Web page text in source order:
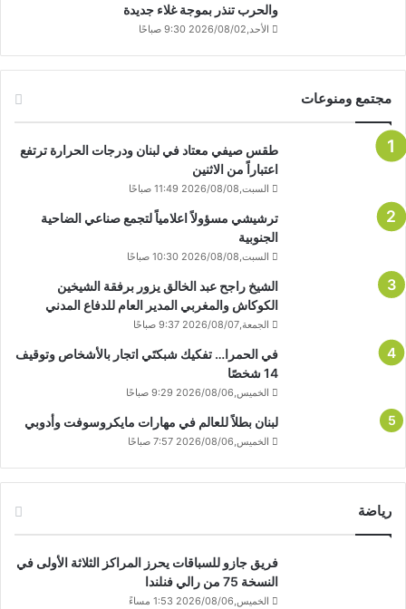
والحرب تنذر بموجة غلاء جديدة
الأحد,2026/08/02 9:30 صباحًا
مجتمع ومنوعات
طقس صيفي معتاد في لبنان ودرجات الحرارة ترتفع
اعتباراً من الاثنين
السبت,2026/08/08 11:49 صباحًا
ترشيشي مسؤولاً اعلامياً لتجمع صناعي الضاحية
الجنوبية
السبت,2026/08/08 10:30 صباحًا
الشيخ راجح عبد الخالق يزور برفقة الشيخين
الكوكاش والمغربي المدير العام للدفاع المدني
الجمعة,2026/08/07 9:37 صباحًا
في الحمرا… تفكيك شبكتَي اتجار بالأشخاص وتوقيف
14 شخصًا
الخميس,2026/08/06 9:29 صباحًا
لبنان بطلاً للعالم في مهارات مايكروسوفت وأدوبي
الخميس,2026/08/06 7:57 صباحًا
رياضة
فريق جازو للسباقات يحرز المراكز الثلاثة الأولى في
النسخة 75 من رالي فنلندا
الخميس,2026/08/06 1:53 مساءً